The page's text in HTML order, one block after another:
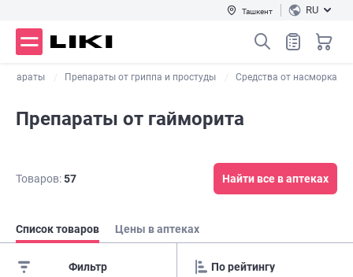
Ташкент RU
Препараты от гриппа и простуды Средства от насморка
Препараты от гайморита
Товаров:57 Найти все в аптеках
Список товаров Цены в аптеках
Фильтр